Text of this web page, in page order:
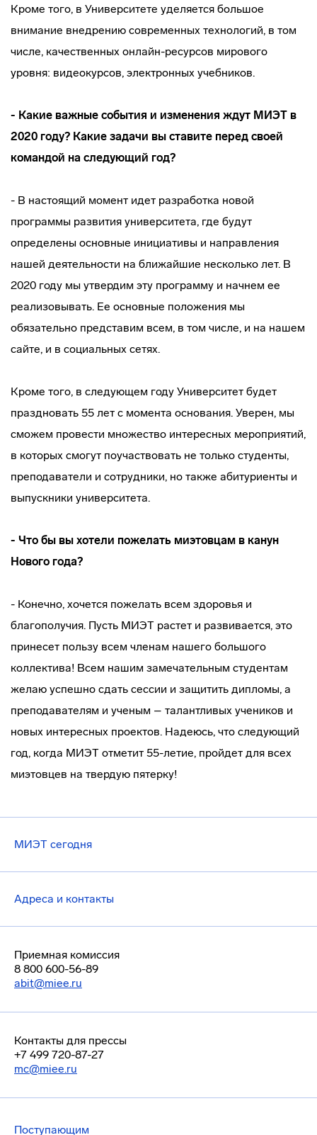
Кроме того, в Университете уделяется большое
внимание внедрению современных технологий, в том
числе, качественных онлайн-ресурсов мирового
уровня: видеокурсов, электронных учебников.
- Какие важные события и изменения ждут МИЭТ в
2020 году? Какие задачи вы ставите перед своей
командой на следующий год?
- В настоящий момент идет разработка новой
программы развития университета, где будут
определены основные инициативы и направления
нашей деятельности на ближайшие несколько лет. В
2020 году мы утвердим эту программу и начнем ее
реализовывать. Ее основные положения мы
обязательно представим всем, в том числе, и на нашем
сайте, и в социальных сетях.
Кроме того, в следующем году Университет будет
праздновать 55 лет с момента основания. Уверен, мы
сможем провести множество интересных мероприятий,
в которых смогут поучаствовать не только студенты,
преподаватели и сотрудники, но также абитуриенты и
выпускники университета.
- Что бы вы хотели пожелать миэтовцам в канун
Нового года?
- Конечно, хочется пожелать всем здоровья и
благополучия. Пусть МИЭТ растет и развивается, это
принесет пользу всем членам нашего большого
коллектива! Всем нашим замечательным студентам
желаю успешно сдать сессии и защитить дипломы, а
преподавателям и ученым – талантливых учеников и
новых интересных проектов. Надеюсь, что следующий
год, когда МИЭТ отметит 55-летие, пройдет для всех
миэтовцев на твердую пятерку!
МИЭТ сегодня
Адреса и контакты
Приемная комиссия
8 800 600-56-89
abit@miee.ru
Контакты для прессы
+7 499 720-87-27
mc@miee.ru
Поступающим